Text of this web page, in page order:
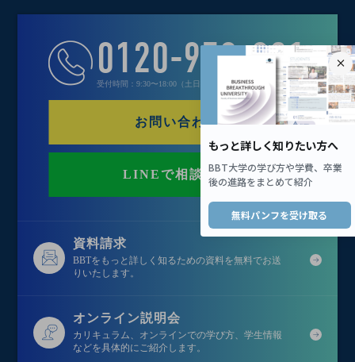
0120-970-021
受付時間：9:30〜18:00（土日祝定休）
お問い合わせ
LINEで相談する
資料請求
BBTをもっと詳しく知るための資料を無料でお送
りいたします。
オンライン説明会
カリキュラム、オンラインでの学び方、学生情報
などを具体的にご紹介します。